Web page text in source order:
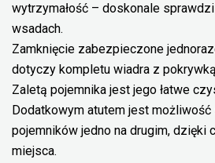
wytrzymałość – doskonale
wsadach.
Zamknięcie zabezpieczone
dotyczy kompletu wiadra z
Zaletą pojemnika jest jego łatwe
Dodatkowym atutem jest możliwość
pojemników jedno na drugim, dzięki
miejsca.